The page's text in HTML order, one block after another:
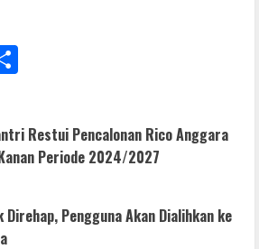
Restui Pencalonan Rico Anggara
Periode 2024/2027
Direhap, Pengguna Akan Dialihkan ke